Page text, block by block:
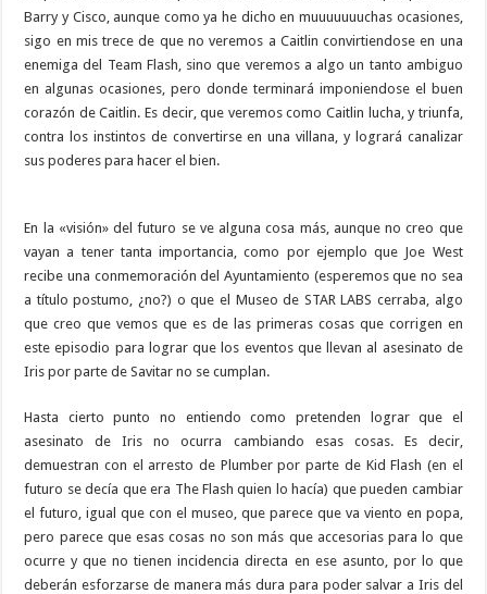
Barry y Cisco, aunque como ya he dicho en muuuuuuuchas ocasiones,
sigo en mis trece de que no veremos a Caitlin convirtiendose en una
enemiga del Team Flash, sino que veremos a algo un tanto ambiguo
en algunas ocasiones, pero donde terminará imponiendose el buen
corazón de Caitlin. Es decir, que veremos como Caitlin lucha, y triunfa,
contra los instintos de convertirse en una villana, y logrará canalizar
sus poderes para hacer el bien.
En la «visión» del futuro se ve alguna cosa más, aunque no creo que
vayan a tener tanta importancia, como por ejemplo que Joe West
recibe una conmemoración del Ayuntamiento (esperemos que no sea
a título postumo, ¿no?) o que el Museo de STAR LABS cerraba, algo
que creo que vemos que es de las primeras cosas que corrigen en
este episodio para lograr que los eventos que llevan al asesinato de
Iris por parte de Savitar no se cumplan.
Hasta cierto punto no entiendo como pretenden lograr que el
asesinato de Iris no ocurra cambiando esas cosas. Es decir,
demuestran con el arresto de Plumber por parte de Kid Flash (en el
futuro se decía que era The Flash quien lo hacía) que pueden cambiar
el futuro, igual que con el museo, que parece que va viento en popa,
pero parece que esas cosas no son más que accesorias para lo que
ocurre y que no tienen incidencia directa en ese asunto, por lo que
deberán esforzarse de manera más dura para poder salvar a Iris del